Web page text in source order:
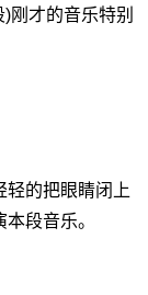
才的音乐特别
的把眼睛闭上
段音乐。